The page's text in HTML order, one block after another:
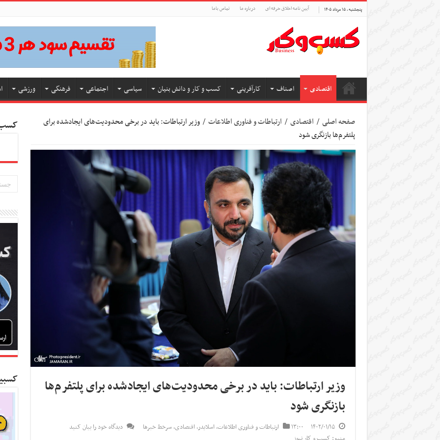
پنجشنبه , ۱۵ مرداد ۱۴۰۵ آیین نامه اخلاق حرفه ای درباره ما تماس باما
اقتصادی اصناف کارآفرینی کسب و کار و دانش بنیان سیاسی اجتماعی فرهنگی ورزشی
صفحه اصلی / اقتصادی / ارتباطات و فناوری اطلاعات / وزیر ارتباطات: باید در برخی محدودیت‌های ایجادشده برای
پلتفرم‌ها بازنگری شود
وزیر ارتباطات: باید در برخی محدودیت‌های ایجادشده برای پلتفرم‌ها
بازنگری شود
۱۴۰۲/۰۱/۱۵ ۱۳:۰۰ ارتباطات و فناوری اطلاعات,اسلایدر,اقتصادی,سرخط خبرها
دیدگاه خود را بیان کنید
کسب